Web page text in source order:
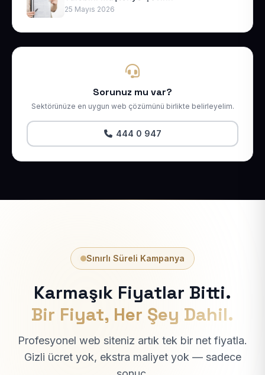
25 Mayıs 2026
Sorunuz mu var?
Sektörünüze en uygun web çözümünü birlikte belirleyelim.
444 0 947
Sınırlı Süreli Kampanya
Karmaşık Fiyatlar Bitti.
Bir Fiyat, Her Şey Dahil.
Profesyonel web siteniz artık tek bir net fiyatla.
Gizli ücret yok, ekstra maliyet yok — sadece